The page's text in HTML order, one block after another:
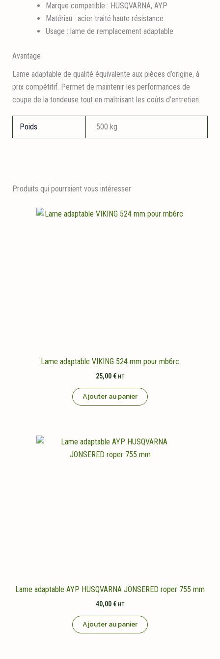
Marque compatible : HUSQVARNA, AYP
Matériau : acier traité haute résistance
Usage : lame de remplacement adaptable
Avantage
Lame adaptable de qualité équivalente aux pièces d’origine, à
prix compétitif. Permet de maintenir les performances de
coupe de la tondeuse tout en maîtrisant les coûts d’entretien.
Poids 500 kg
Produits qui pourraient vous intéresser
Lame adaptable VIKING 524 mm pour mb6rc
25,00 € HT
Ajouter au panier
Lame adaptable AYP HUSQVARNA JONSERED roper 755 mm
40,00 € HT
Ajouter au panier